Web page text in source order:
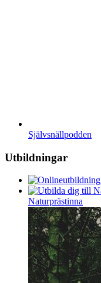
Självsnällpodden
Utbildningar
Naturprästinna